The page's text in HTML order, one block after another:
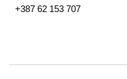
+387 62 153 707